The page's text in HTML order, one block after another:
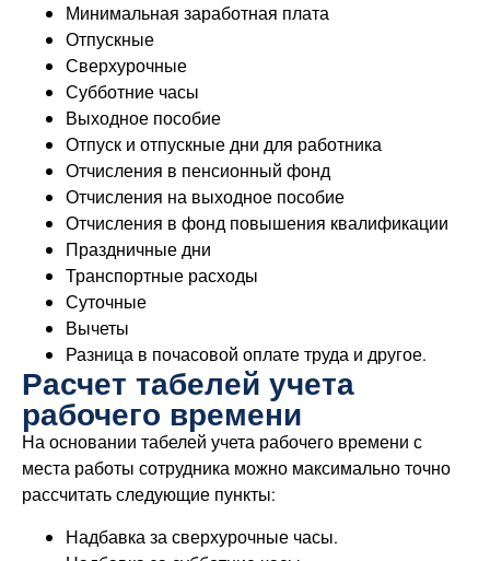
Минимальная заработная плата
Отпускные
Сверхурочные
Субботние часы
Выходное пособие
Отпуск и отпускные дни для работника
Отчисления в пенсионный фонд
Отчисления на выходное пособие
Отчисления в фонд повышения квалификации
Праздничные дни
Транспортные расходы
Суточные
Вычеты
Разница в почасовой оплате труда и другое.
Расчет табелей учета
рабочего времени
На основании табелей учета рабочего времени с
места работы сотрудника можно максимально точно
рассчитать следующие пункты:
Надбавка за сверхурочные часы.